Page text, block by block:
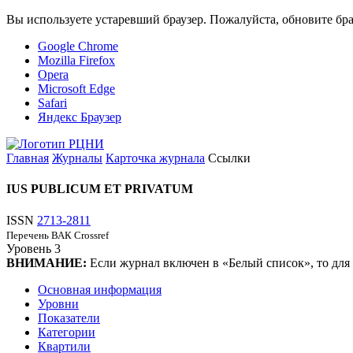
Вы используете устаревший браузер. Пожалуйста, обновите
Google Chrome
Mozilla Firefox
Opera
Microsoft Edge
Safari
Яндекс Браузер
Главная Журналы Карточка журнала Ссылки
IUS PUBLICUM ET PRIVATUM
ISSN 2713-2811
Перечень ВАК Crossref
Уровень 3
ВНИМАНИЕ: Если журнал включен в «Белый список», то
Основная информация
Уровни
Показатели
Категории
Квартили